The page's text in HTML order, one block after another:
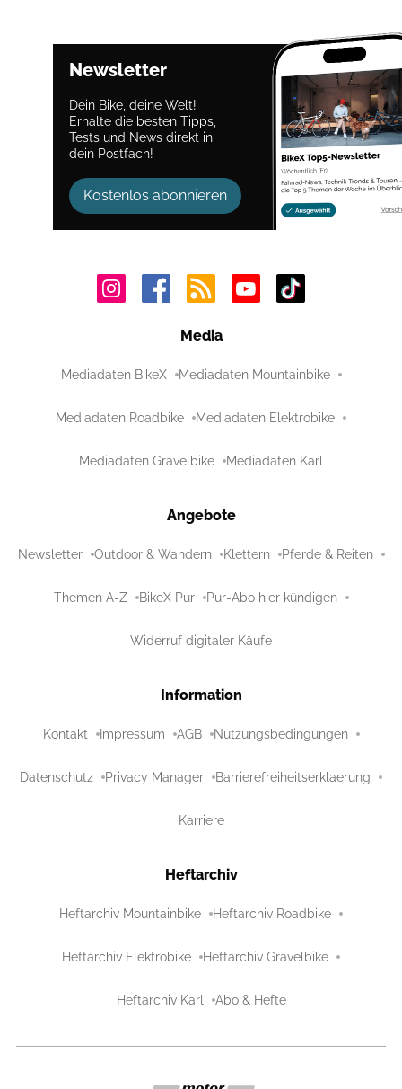
Newsletter
Dein Bike, deine Welt!
Erhalte die besten Tipps,
Tests und News direkt in
dein Postfach!
Kostenlos abonnieren
Media
Mediadaten BikeX Mediadaten Mountainbike
Mediadaten Roadbike Mediadaten Elektrobike
Mediadaten Gravelbike Mediadaten Karl
Angebote
Newsletter Outdoor & Wandern Klettern Pferde & Reiten
Themen A-Z BikeX Pur Pur-Abo hier kündigen
Widerruf digitaler Käufe
Information
Kontakt Impressum AGB Nutzungsbedingungen
Datenschutz Privacy Manager Barrierefreiheitserklaerung
Karriere
Heftarchiv
Heftarchiv Mountainbike Heftarchiv Roadbike
Heftarchiv Elektrobike Heftarchiv Gravelbike
Heftarchiv Karl Abo & Hefte